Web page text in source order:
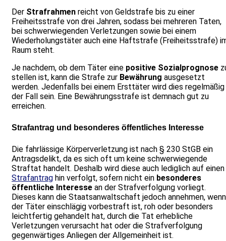
Der Strafrahmen reicht von Geldstrafe bis zu einer
Freiheitsstrafe von drei Jahren, sodass bei mehreren Taten,
bei schwerwiegenden Verletzungen sowie bei einem
Wiederholungstäter auch eine Haftstrafe (Freiheitsstrafe)
Raum steht.
Je nachdem, ob dem Täter eine positive Sozialprognose
stellen ist, kann die Strafe zur Bewährung ausgesetzt
werden. Jedenfalls bei einem Ersttäter wird dies regelmäßig
der Fall sein. Eine Bewährungsstrafe ist demnach gut zu
erreichen.
Strafantrag und besonderes öffentliches Interesse
Die fahrlässige Körperverletzung ist nach § 230 StGB ein
Antragsdelikt, da es sich oft um keine schwerwiegende
Straftat handelt. Deshalb wird diese auch lediglich auf einen
Strafantrag hin verfolgt, sofern nicht ein besonderes
öffentliche Interesse an der Strafverfolgung vorliegt.
Dieses kann die Staatsanwaltschaft jedoch annehmen, wenn
der Täter einschlägig vorbestraft ist, roh oder besonders
leichtfertig gehandelt hat, durch die Tat erhebliche
Verletzungen verursacht hat oder die Strafverfolgung
gegenwärtiges Anliegen der Allgemeinheit ist.